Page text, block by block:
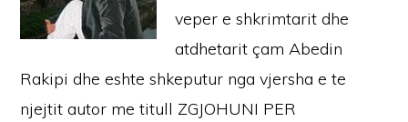
veper e shkrimtarit dhe
atdhetarit çam Abedin
Rakipi dhe eshte shkeputur nga vjersha e te
njejtit autor me titull ZGJOHUNI PER